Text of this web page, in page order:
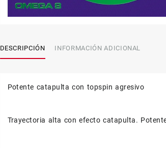
DESCRIPCIÓN INFORMACIÓN ADICIONAL
Potente catapulta con topspin agresivo
Trayectoria alta con efecto catapulta.